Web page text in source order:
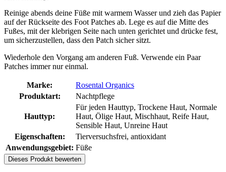
Reinige abends deine Füße mit warmem Wasser und zieh das Papier
auf der Rückseite des Foot Patches ab. Lege es auf die Mitte des
Fußes, mit der klebrigen Seite nach unten gerichtet und drücke fest,
um sicherzustellen, dass den Patch sicher sitzt.
Wiederhole den Vorgang am anderen Fuß. Verwende ein Paar
Patches immer nur einmal.
Marke:
Rosental Organics
Produktart:
Nachtpflege
Hauttyp:
Für jeden Hauttyp, Trockene Haut, Normale
Haut, Ölige Haut, Mischhaut, Reife Haut,
Sensible Haut, Unreine Haut
Eigenschaften:
Tierversuchsfrei, antioxidant
Anwendungsgebiet: Füße
Dieses Produkt bewerten